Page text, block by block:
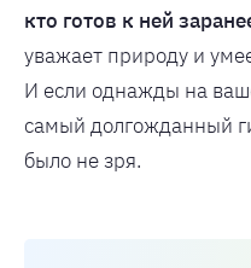
кто готов к ней
уважает природу и
И если однажды на
самый долгожданный
было не зря.